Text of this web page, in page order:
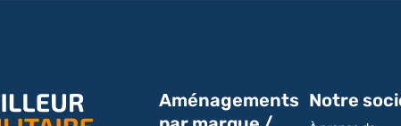
Aménagements Notre